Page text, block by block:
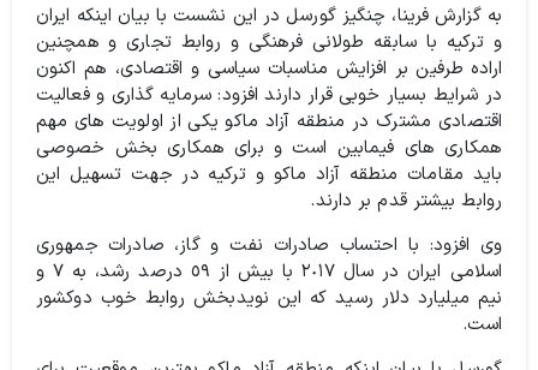
به گزارش فرینا، چنگیز گورسل در این نشست با بیان اینکه ایران
و ترکیه با سابقه طولانی فرهنگی و روابط تجاری و همچنین
اراده طرفین بر افزایش مناسبات سیاسی و اقتصادی، هم اکنون
در شرایط بسیار خوبی قرار دارند افزود: سرمایه گذاری و فعالیت
اقتصادی مشترک در منطقه آزاد ماکو یکی از اولویت های مهم
همکاری های فیمابین است و برای همکاری بخش خصوصی
باید مقامات منطقه آزاد ماکو و ترکیه در جهت تسهیل این
روابط بیشتر قدم بر دارند.
وی افزود: با احتساب صادرات نفت و گاز، صادرات جمهوری
اسلامی ایران در سال ٢٠١٧ با بیش از ٥٩ درصد رشد، به ٧ و
نیم میلیارد دلار رسید که این نویدبخش روابط خوب دوکشور
است.